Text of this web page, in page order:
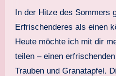
In der Hitze des Sommers
Erfrischenderes als einen
Heute möchte ich mit dir
teilen – einen
Trauben und Granatapfel.